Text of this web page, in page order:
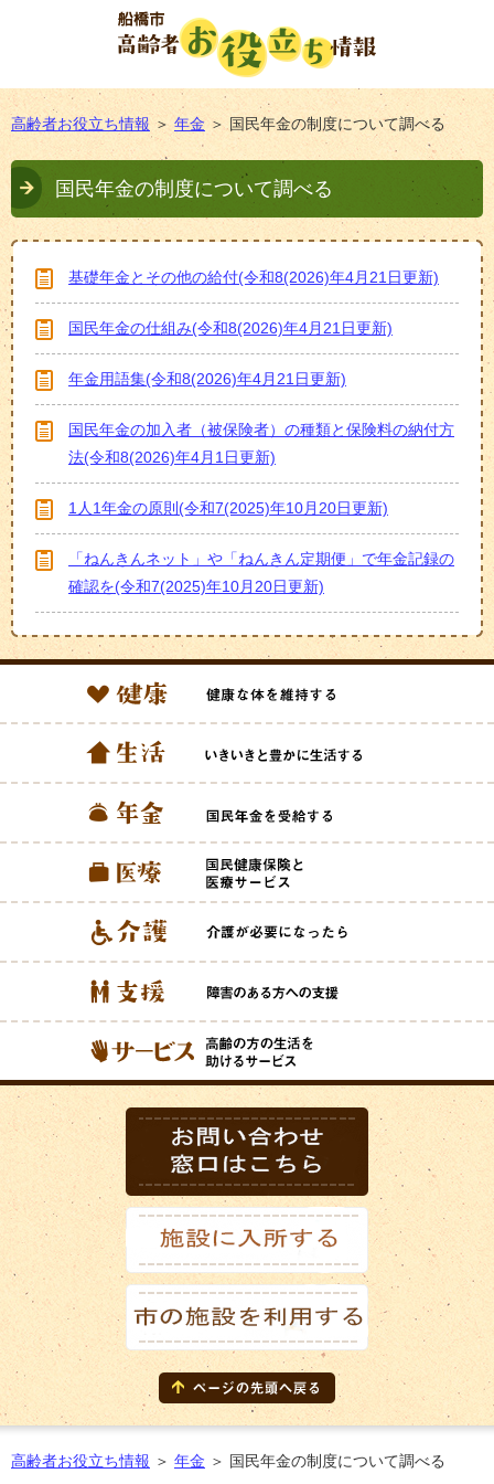
高齢者お役立ち情報 ＞ 年金 ＞ 国民年金の制度について調べる
国民年金の制度について調べる
基礎年金とその他の給付(令和8(2026)年4月21日更新)
国民年金の仕組み(令和8(2026)年4月21日更新)
年金用語集(令和8(2026)年4月21日更新)
国民年金の加入者（被保険者）の種類と保険料の納付方
法(令和8(2026)年4月1日更新)
1人1年金の原則(令和7(2025)年10月20日更新)
「ねんきんネット」や「ねんきん定期便」で年金記録の
確認を(令和7(2025)年10月20日更新)
高齢者お役立ち情報 ＞ 年金 ＞ 国民年金の制度について調べる